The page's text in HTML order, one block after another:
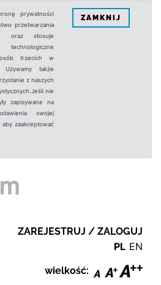
prywatności
przetwarzania
oraz stosuje
technologiczne
osób trzecich w
Używamy także
z naszych
nie
zapisywane na
swojej
aby zaakceptować
ZAMKNIJ
ZAREJESTRUJ / ZALOGUJ
PL EN
wielkość: